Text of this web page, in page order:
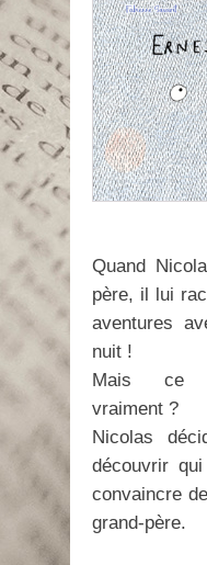
Quand
père, il lui
aventures
nuit !
Mais ce
vraiment ?
Nicolas
découvrir
convaincre
grand-père.